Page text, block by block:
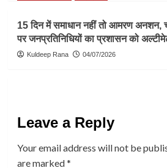
15 दिन में समाधान नहीं तो आमरण अनशन,
पर जनप्रतिनिधियों का प्रशासन को
Kuldeep Rana 04/07/2026
Leave a Reply
Your email address will not be
are marked*